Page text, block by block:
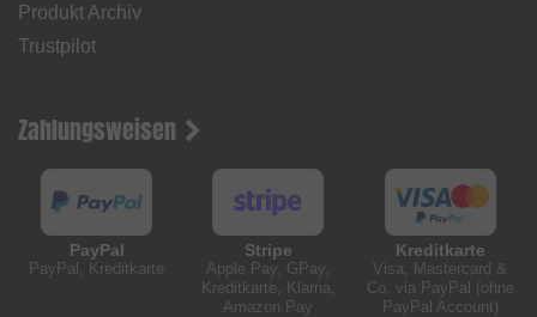
Produkt Archiv
Trustpilot
Zahlungsweisen
PayPal
PayPal, Kreditkarte
Stripe
Apple Pay, GPay,
Kreditkarte, Klarna,
Amazon Pay
Kreditkarte
Visa, Mastercard &
Co. via PayPal (ohne
PayPal Account)